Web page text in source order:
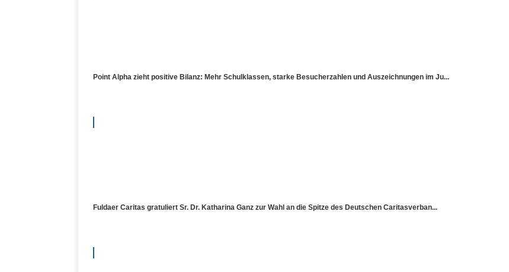
Point Alpha zieht positive Bilanz: Mehr Schulklassen, starke Besucherzahlen und Auszeichnungen im Ju...
Fuldaer Caritas gratuliert Sr. Dr. Katharina Ganz zur Wahl an die Spitze des Deutschen Caritasverban...